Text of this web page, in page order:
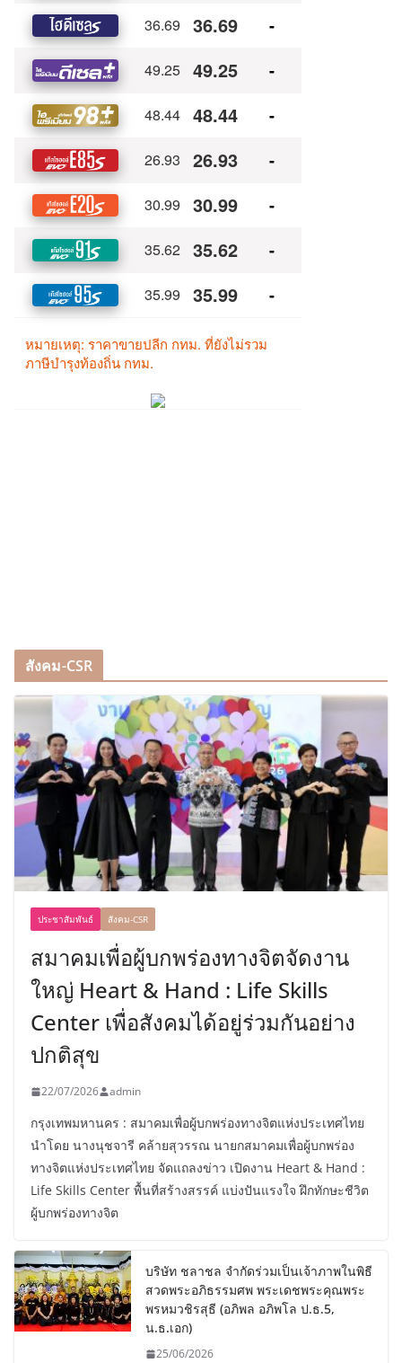
สังคม-CSR
ประชาสัมพันธ์ สังคม-CSR
สมาคมเพื่อผู้บกพร่องทางจิตจัดงาน
ใหญ่ Heart & Hand : Life Skills
Center เพื่อสังคมได้อยู่ร่วมกันอย่าง
ปกติสุข
22/07/2026 admin
กรุงเทพมหานคร : สมาคมเพื่อผู้บกพร่องทางจิตแห่งประเทศไทย
นำโดย นางนุชจารี คล้ายสุวรรณ นายกสมาคมเพื่อผู้บกพร่อง
ทางจิตแห่งประเทศไทย จัดแถลงข่าว เปิดงาน Heart & Hand :
Life Skills Center พื้นที่สร้างสรรค์ แบ่งปันแรงใจ ฝึกทักษะชีวิต
ผู้บกพร่องทางจิต
บริษัท ชลาชล จำกัดร่วมเป็นเจ้าภาพในพิธี
สวดพระอภิธรรมศพ พระเดชพระคุณพระ
พรหมวชิรสุธี (อภิพล อภิพโล ป.ธ.5,
น.ธ.เอก)
25/06/2026